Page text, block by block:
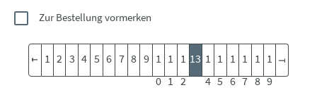
Zur Bestellung vormerken
1 2 3 4 5 6 7 8 9 1
0
1
1
1
2
13 1
4
1
5
1
6
1
7
1
8
1
9